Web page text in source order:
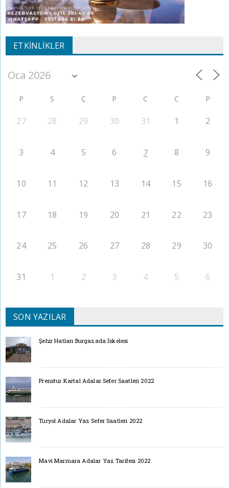
ETKINLIKLER
P S Ç P C C P
27 28 29 30 31 1 2
3 4 5 6 7 8 9
10 11 12 13 14 15 16
17 18 19 20 21 22 23
24 25 26 27 28 29 30
31 1 2 3 4 5 6
SON YAZILAR
Şehir Hatları Burgazada İskelesi
Prenstur Kartal Adalar Sefer Saatleri 2022
Turyol Adalar Yaz Sefer Saatleri 2022
Mavi Marmara Adalar Yaz Tarifesi 2022